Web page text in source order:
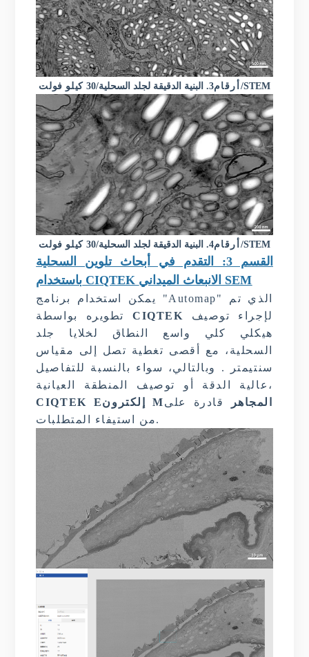
أرقام3. البنية الدقيقة لجلد السحلية/30 كيلو فولت /STEM
أرقام4. البنية الدقيقة لجلد السحلية/30 كيلو فولت /STEM
القسم3: التقدم في أبحاث تلوين السحلية
CIQTEK الانبعاث الميداني SEM
يمكن استخدام برنامج "Automap" الذي تم
تطويره بواسطة
CIQTEK
لإجراء توصيف
هيكلي كلي واسع النطاق لخلايا جلد
السحلية، مع أقصى تغطية تصل إلى مقياس
سنتيمتر . وبالتالي، سواء بالنسبة للتفاصيل
عالية الدقة أو توصيف المنطقة العيانية ،
CIQTEK
E إلكترونM المجاهر
قادرة على
من استيفاء المتطلبات.